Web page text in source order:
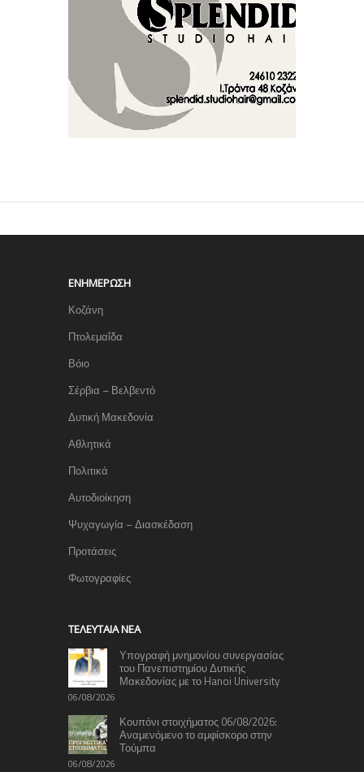
ΕΝΗΜΈΡΩΣΗ
Κοζάνη
Πτολεμαΐδα
Βόιο
Σέρβια – Βελβεντό
Δυτική Μακεδονία
Αθλητικά
Πολιτικά
Αυτοδιοίκηση
Ψυχαγωγία – Διασκέδαση
Προτάσεις
Φωτογραφίες
TΕΛΕΥΤΑΊΑ ΝΈΑ
Υπογραφή μνημονίου συνεργασίας
του Πανεπιστημίου Δυτικής
Μακεδονίας με το Hanoi University
06/08/2026
Κουπόνι στοιχήματος 06/08/2026:
Αναμενόμενο το αμφίσκορο στην
Τούμπα
06/08/2026